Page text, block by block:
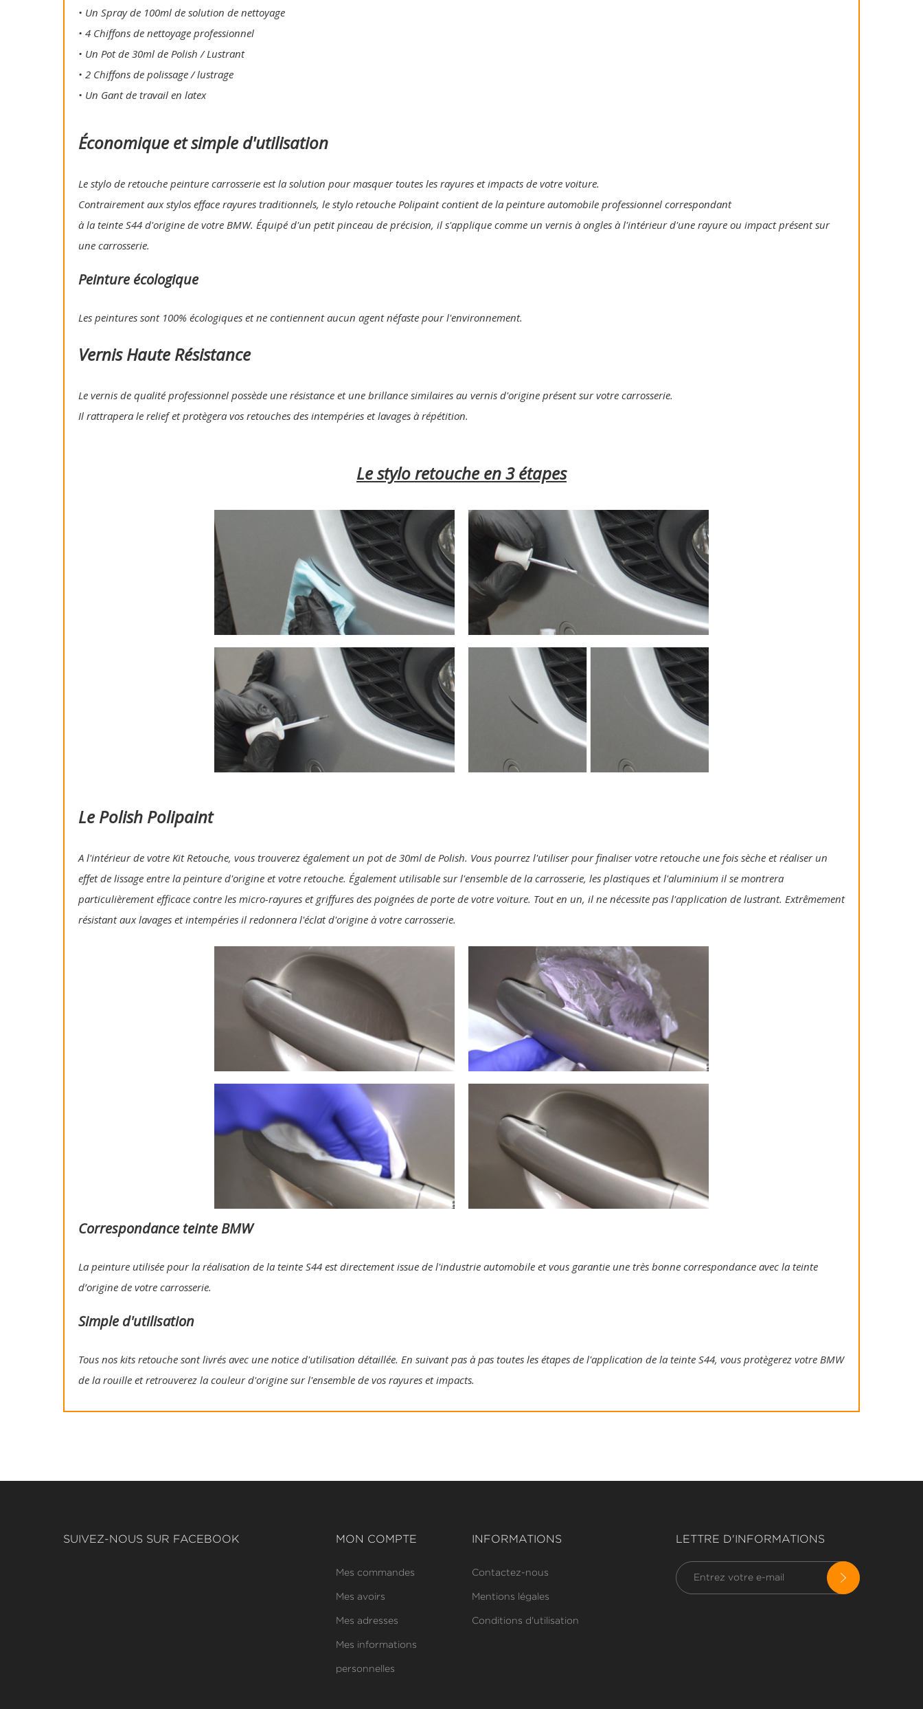
• Un Spray de 100ml de solution de nettoyage
• 4 Chiffons de nettoyage professionnel
• Un Pot de 30ml de Polish / Lustrant
• 2 Chiffons de polissage / lustrage
• Un Gant de travail en latex
Économique et simple d'utilisation
Le stylo de retouche peinture carrosserie est la solution pour masquer toutes les rayures et impacts de votre voiture.
Contrairement aux stylos efface rayures traditionnels, le stylo retouche Polipaint contient de la peinture automobile professionnel correspondant
à la teinte S44 d'origine de votre BMW. Équipé d'un petit pinceau de précision, il s'applique comme un vernis à ongles à l'intérieur d'une rayure ou impact présent sur
une carrosserie.
Peinture écologique
Les peintures sont 100% écologiques et ne contiennent aucun agent néfaste pour l'environnement.
Vernis Haute Résistance
Le vernis de qualité professionnel possède une résistance et une brillance similaires au vernis d'origine présent sur votre carrosserie.
Il rattrapera le relief et protègera vos retouches des intempéries et lavages à répétition.
Le stylo retouche en 3 étapes
Le Polish Polipaint
A l'intérieur de votre Kit Retouche, vous trouverez également un pot de 30ml de Polish. Vous pourrez l'utiliser pour finaliser votre retouche une fois sèche et réaliser un
effet de lissage entre la peinture d'origine et votre retouche. Également utilisable sur l'ensemble de la carrosserie, les plastiques et l'aluminium il se montrera
particulièrement efficace contre les micro-rayures et griffures des poignées de porte de votre voiture. Tout en un, il ne nécessite pas l'application de lustrant. Extrêmement
résistant aux lavages et intempéries il redonnera l'éclat d'origine à votre carrosserie.
Correspondance teinte BMW
La peinture utilisée pour la réalisation de la teinte S44 est directement issue de l'industrie automobile et vous garantie une très bonne correspondance avec la teinte
d’origine de votre carrosserie.
Simple d'utilisation
Tous nos kits retouche sont livrés avec une notice d'utilisation détaillée. En suivant pas à pas toutes les étapes de l'application de la teinte S44, vous protègerez votre BMW
de la rouille et retrouverez la couleur d'origine sur l'ensemble de vos rayures et impacts.
SUIVEZ-NOUS SUR FACEBOOK MON COMPTE
Mes commandes
Mes avoirs
Mes adresses
Mes informations
personnelles
INFORMATIONS
Contactez-nous
Mentions légales
Conditions d'utilisation
LETTRE D'INFORMATIONS